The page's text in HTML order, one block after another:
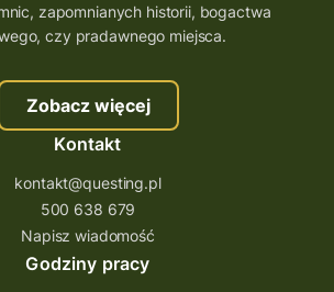
zapomnianych historii, bogactwa
czy pradawnego miejsca.
Zobacz więcej
Kontakt
kontakt@questing.pl
500 638 679
Napisz wiadomość
Godziny pracy